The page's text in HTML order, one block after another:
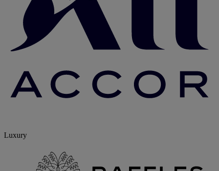
Luxury